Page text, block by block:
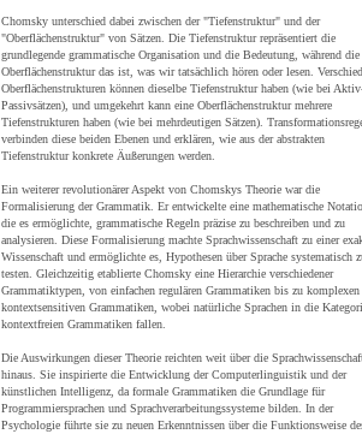
Chomsky unterschied dabei zwischen der "Tiefenstruktur" und der
"Oberflächenstruktur" von Sätzen. Die Tiefenstruktur repräsentiert die
grundlegende grammatische Organisation und die Bedeutung, während die
Oberflächenstruktur das ist, was wir tatsächlich hören oder lesen.
Oberflächenstrukturen können dieselbe Tiefenstruktur haben (wie bei
Passivsätzen), und umgekehrt kann eine Oberflächenstruktur mehrere
Tiefenstrukturen haben (wie bei mehrdeutigen Sätzen).
verbinden diese beiden Ebenen und erklären, wie aus der abstrakten
Tiefenstruktur konkrete Äußerungen werden.
Ein weiterer revolutionärer Aspekt von Chomskys Theorie war die
Formalisierung der Grammatik. Er entwickelte eine mathematische
die es ermöglichte, grammatische Regeln präzise zu beschreiben und zu
analysieren. Diese Formalisierung machte Sprachwissenschaft zu einer
Wissenschaft und ermöglichte es, Hypothesen über Sprache systematisch
testen. Gleichzeitig etablierte Chomsky eine Hierarchie verschiedener
Grammatiktypen, von einfachen regulären Grammatiken bis zu komplexen
kontextsensitiven Grammatiken, wobei natürliche Sprachen in die
kontextfreien Grammatiken fallen.
Die Auswirkungen dieser Theorie reichten weit über die
hinaus. Sie inspirierte die Entwicklung der Computerlinguistik und der
künstlichen Intelligenz, da formale Grammatiken die Grundlage für
Programmiersprachen und Sprachverarbeitungssysteme bilden. In der
Psychologie führte sie zu neuen Erkenntnissen über die Funktionsweise